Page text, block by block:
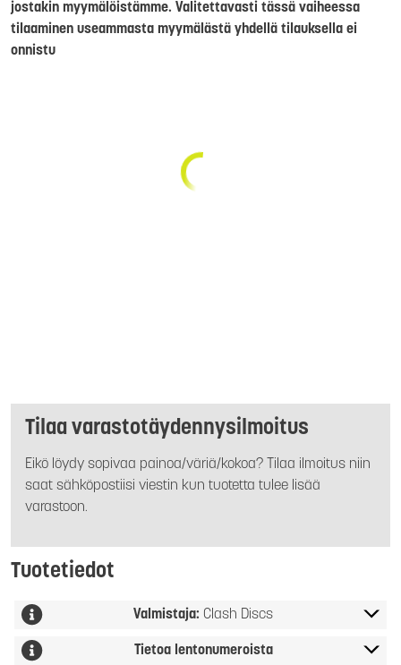
jostakin myymälöistämme. Valitettavasti tässä vaiheessa
tilaaminen useammasta myymälästä yhdellä tilauksella ei
onnistu
Tilaa varastotäydennysilmoitus
Eikö löydy sopivaa painoa/väriä/kokoa? Tilaa ilmoitus niin
saat sähköpostiisi viestin kun tuotetta tulee lisää
varastoon.
Tuotetiedot
Valmistaja: Clash Discs
Tietoa lentonumeroista